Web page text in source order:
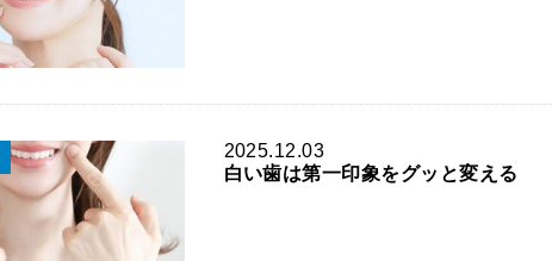
2025.12.03
白い歯は第一印象をグッと変える